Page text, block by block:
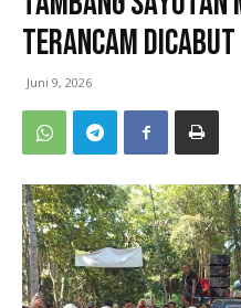
Terancam Dicabut
Juni 9, 2026